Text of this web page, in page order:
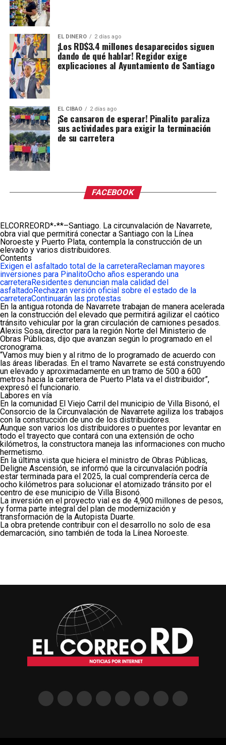
EL DINERO 2 días ago
¡Los RD$3.4 millones desaparecidos siguen
dando de qué hablar! Regidor exige
explicaciones al Ayuntamiento de Santiago
EL CIBAO 2 días ago
¡Se cansaron de esperar! Pinalito paraliza
sus actividades para exigir la terminación
de su carretera
FACEBOOK
ELCORREORD*-**–Santiago. La circunvalación de Navarrete,
obra vial que permitirá conectar a Santiago con la Línea
Noroeste y Puerto Plata, contempla la construcción de un
elevado y varios distribuidores.
Contents
Exigen el asfaltado total de la carreteraReclaman mayores
inversiones para PinalitoOcho años esperando una
carreteraResidentes denuncian mala calidad del
asfaltadoRechazan versión oficial sobre el estado de la
carreteraContinuarán las protestas
En la antigua rotonda de Navarrete trabajan de manera acelerada
en la construcción del elevado que permitirá agilizar el caótico
tránsito vehicular por la gran circulación de camiones pesados.
Alexis Sosa, director para la región Norte del Ministerio de
Obras Públicas, dijo que avanzan según lo programado en el
cronograma.
“Vamos muy bien y al ritmo de lo programado de acuerdo con
las áreas liberadas. En el tramo Navarrete se está construyendo
un elevado y aproximadamente en un tramo de 500 a 600
metros hacia la carretera de Puerto Plata va el distribuidor”,
expresó el funcionario.
Labores en vía
En la comunidad El Viejo Carril del municipio de Villa Bisonó, el
Consorcio de la Circunvalación de Navarrete agiliza los trabajos
con la construcción de uno de los distribuidores.
Aunque son varios los distribuidores o puentes por levantar en
todo el trayecto que contará con una extensión de ocho
kilómetros, la constructora maneja las informaciones con mucho
hermetismo.
En la última vista que hiciera el ministro de Obras Públicas,
Deligne Ascensión, se informó que la circunvalación podría
estar terminada para el 2025, la cual comprendería cerca de
ocho kilómetros para solucionar el atomizado tránsito por el
centro de ese municipio de Villa Bisonó.
La inversión en el proyecto vial es de 4,900 millones de pesos,
y forma parte integral del plan de modernización y
transformación de la Autopista Duarte.
La obra pretende contribuir con el desarrollo no solo de esa
demarcación, sino también de toda la Línea Noroeste.